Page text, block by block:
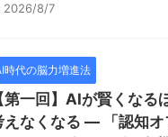
2026/8/7
時代の脳力増進法
第一回】AIが賢くなる
えなくなる — 「認知オ